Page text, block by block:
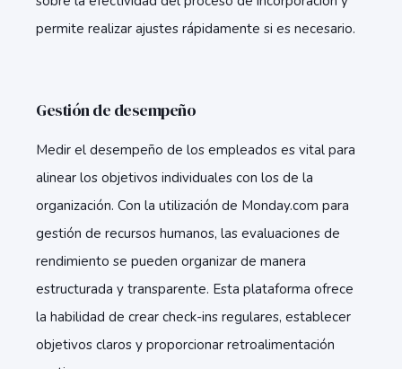
permite realizar ajustes rápidamente si es necesario.
Gestión de desempeño
Medir el desempeño de los empleados es vital para
alinear los objetivos individuales con los de la
organización. Con la utilización de Monday.com para
gestión de recursos humanos, las evaluaciones de
rendimiento se pueden organizar de manera
estructurada y transparente. Esta plataforma ofrece
la habilidad de crear check-ins regulares, establecer
objetivos claros y proporcionar retroalimentación